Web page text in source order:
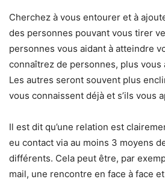
Cherchez à vous entourer et à
des personnes pouvant vous tirer
personnes vous aidant à atteindre
connaîtrez de personnes, plus vous
Les autres seront souvent plus
vous connaissent déjà et s’ils vous
Il est dit qu’une relation est
eu contact via au moins 3 moyens
différents. Cela peut être, par
mail, une rencontre en face à face